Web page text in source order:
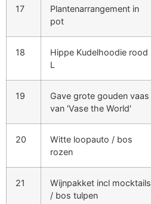
17
Plantenarrangement in
pot
18
Hippe Kudelhoodie rood
L
19
Gave grote gouden vaas
van 'Vase the World'
20
Witte loopauto / bos
rozen
21
Wijnpakket incl mocktails
/ bos tulpen